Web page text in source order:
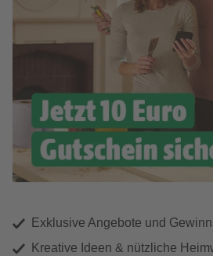
Exklusive Angebote und
Kreative Ideen & nützliche